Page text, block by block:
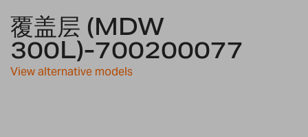
to
the
beginning
of
the
覆盖层 (MDW
300L)-700200077
View alternative models